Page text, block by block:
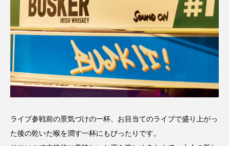
ライブ参戦前の景気づけの一杯、お目当てのライブで盛り上がっ
た後の乾いた喉を潤す一杯にもぴったりです。